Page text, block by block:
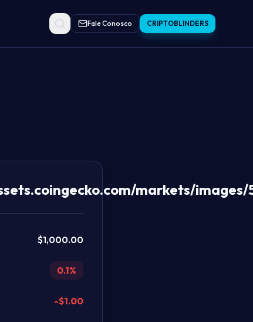
Fale Conosco CRIPTOBLINDERS
markets/
$1,000.00
0.1%
-$1.00